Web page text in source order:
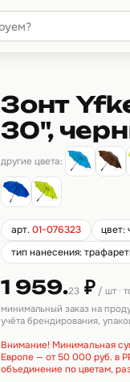
Зонт
30",
другие цвета:
арт.01-076323 цвет:
тип нанесения:
1 959.23 ₽ / шт ·
минимальный заказ на
учёта брендирования,
Внимание! Минимальная
Европе — от 50 000 руб. в
объединение по цветам,